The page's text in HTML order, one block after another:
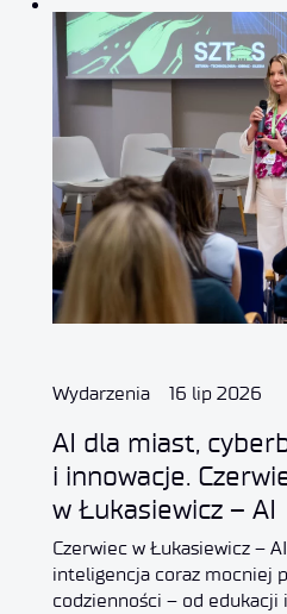
Wydarzenia 16 lip 2026
AI dla miast,
i innowacje.
w Łukasiewicz – AI
Czerwiec w Łukasiewicz –
inteligencja coraz mocniej
codzienności – od edukacji